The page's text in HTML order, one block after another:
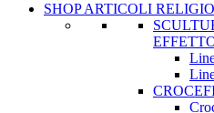
SHOP ARTICOLI